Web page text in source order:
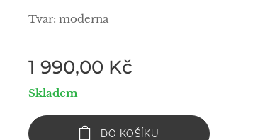
Tvar: moderna
1 990,00 Kč
Skladem
DO KOŠÍKU